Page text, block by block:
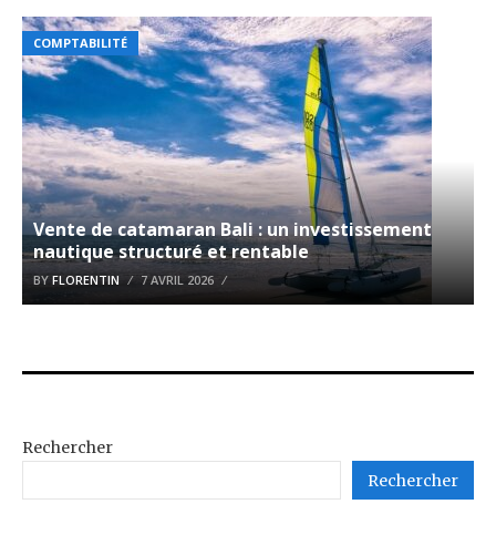
COMPTABILITÉ
Vente de catamaran Bali : un investissement
nautique structuré et rentable
BY FLORENTIN 7 AVRIL 2026
Rechercher
Rechercher